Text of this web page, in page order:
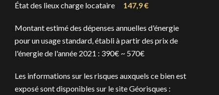
État des lieux charge locataire 147,9 €
Montant estimé des dépenses annuelles d'énergie
pour un usage standard, établi à partir des prix de
l'énergie de l'année 2021 : 390€ ~ 570€
Les informations sur les risques auxquels ce bien est
exposé sont disponibles sur le site Géorisques :